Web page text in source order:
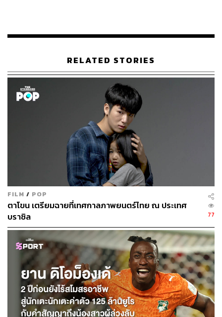
RELATED STORIES
FILM / POP
ตาโขน เตรียมฉายที่เทศกาลภาพยนตร์ไทย ณ ประเทศ
บราซิล
77